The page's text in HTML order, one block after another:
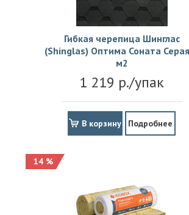
Гибкая черепица Шинглас
(Shinglas) Оптима Соната
м2
1 219 р./упак
В корзину Подробнее
14 %